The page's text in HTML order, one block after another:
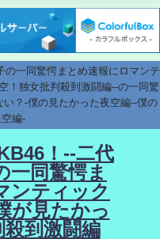
の一同驚愕まとめ速報にロマンテ
！独女批判殺到激闘編--の一同驚
？-僕の見たかった夜空編--僕の
編-
！--二代
一同驚愕ま
ンティック
が見たかっ
到激闘編